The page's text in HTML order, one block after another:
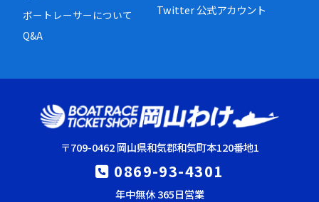
ボートレーサーについて
Q&A
Twitter 公式アカウント
〒709-0462 岡山県和気郡和気町本120番地1
0869-93-4301
年中無休 365日営業